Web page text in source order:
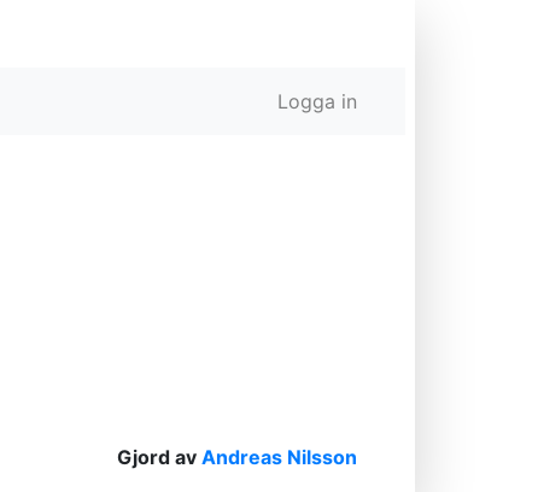
Logga in
Gjord av Andreas Nilsson